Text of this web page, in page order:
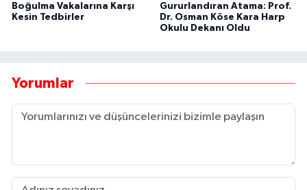
Boğulma Vakalarına Karşı
Kesin Tedbirler
Gururlandıran Atama: Prof.
Dr. Osman Köse Kara Harp
Okulu Dekanı Oldu
Yorumlar